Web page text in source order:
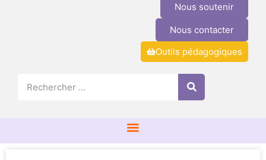
Nous soutenir
Nous contacter
Outils pédagogiques